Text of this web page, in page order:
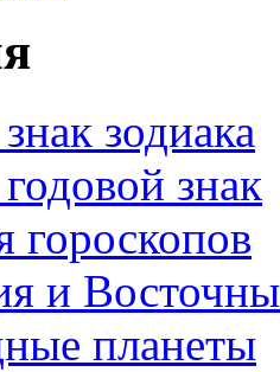
зодиака
знак
гороскопов
и
планеты